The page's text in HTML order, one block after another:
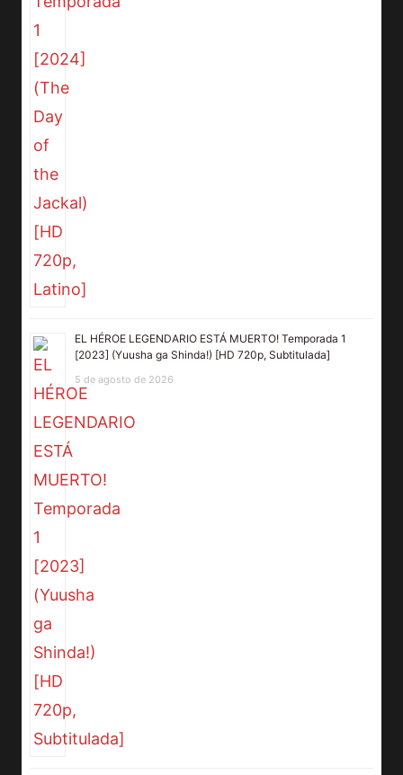
EL HÉROE LEGENDARIO ESTÁ MUERTO! Temporada 1
[2023] (Yuusha ga Shinda!) [HD 720p, Subtitulada]
5 de agosto de 2026